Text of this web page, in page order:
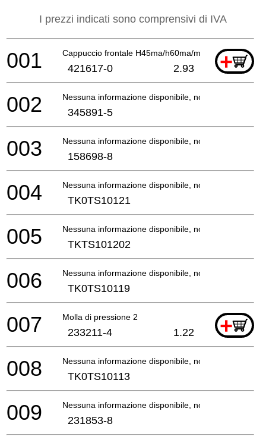
I prezzi indicati sono comprensivi di IVA
Cappuccio frontale H45ma/h60ma/mb H45mr
+
001 421617-0 2.93
Nessuna informazione disponibile, non ordinabile
002 345891-5
Nessuna informazione disponibile, non ordinabile
003 158698-8
Nessuna informazione disponibile, non ordinabile
004 TK0TS10121
Nessuna informazione disponibile, non ordinabile
005 TKTS101202
Nessuna informazione disponibile, non ordinabile
006 TK0TS10119
Molla di pressione 2 +
007 233211-4 1.22
Nessuna informazione disponibile, non ordinabile
008 TK0TS10113
Nessuna informazione disponibile, non ordinabile
009 231853-8